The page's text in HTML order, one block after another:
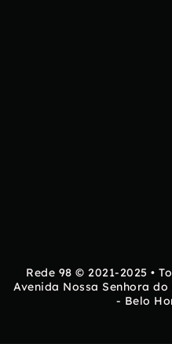
Rede 98 © 2021-2025 •
Avenida Nossa Senhora
- Belo